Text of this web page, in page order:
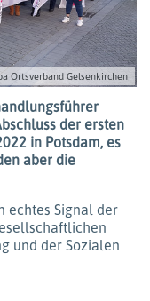
Ortsverband Gelsenkirchen
der ersten
in Potsdam, es
aber die
echtes Signal der
und der Sozialen